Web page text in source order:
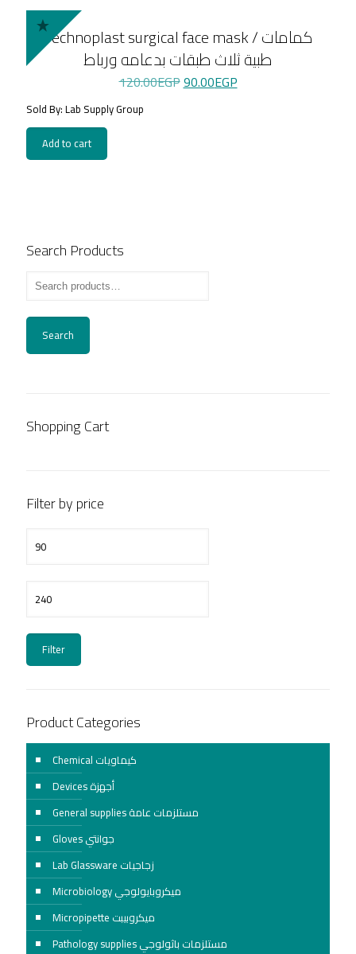
Technoplast surgical face mask / كمامات
طبية ثلاث طبقات بدعامه ورباط
120.00EGPOriginal
price
90.00EGPCurrent
price
Sold By: Lab Supply Group
Add to cart
Search Products
Search
Shopping Cart
Filter by price
price
price
Filter
Product Categories
Chemical كيماويات
Devices أجهزة
General supplies مستلزمات عامة
Gloves جوانتي
Lab Glassware زجاجيات
Microbiology ميكروبايولوجي
Micropipette ميكروبيبت
Pathology supplies مستلزمات باثولوجي